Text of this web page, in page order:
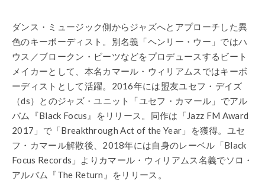
ダンス・ミュージック側からジャズへとアプローチした異
色のキーボーディスト。別名義「ヘンリー・ウー」ではハ
ウス／ブロークン・ビーツなどをプロデュースするビート
メイカーとして、本名カマール・ウィリアムスではキーボ
ーディストとして活躍。2016年には盟友ユセフ・デイズ
（ds）とのジャズ・ユニット「ユセフ・カマール」でアル
バム『Black Focus』をリリース。同作は「Jazz FM Award
2017」で「Breakthrough Act of the Year」を獲得。ユセ
フ・カマール解散後、2018年には自身のレーベル「Black
Focus Records」よりカマール・ウィリアムス名義でソロ・
アルバム『The Return』をリリース。